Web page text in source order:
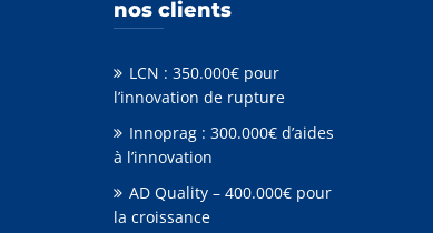
nos clients
LCN : 350.000€ pour
l’innovation de rupture
Innoprag : 300.000€ d’aides
à l’innovation
AD Quality – 400.000€ pour
la croissance